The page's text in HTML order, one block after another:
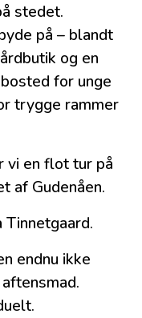
stedet.
på – blandt
og en
for unge
trygge rammer
vi en flot tur på
af Gudenåen.
endnu ikke